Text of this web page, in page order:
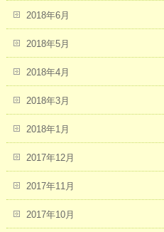
2018年6月
2018年5月
2018年4月
2018年3月
2018年1月
2017年12月
2017年11月
2017年10月